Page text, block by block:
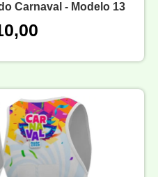
Carnaval - Modelo 13